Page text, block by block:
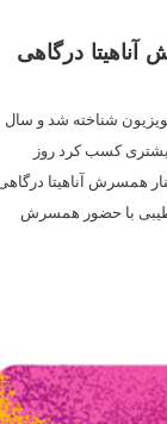
درگاهی
شناخته شد و سال
کسب کرد روز
سالگی اش را در کنار همسرش آناهیتا
با حضور همسرش